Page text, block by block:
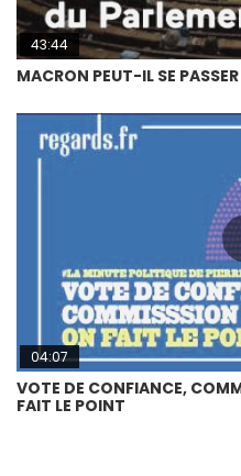
43:44
MACRON PEUT-IL SE
04:07
VOTE DE CONFIANCE,
FAIT LE POINT